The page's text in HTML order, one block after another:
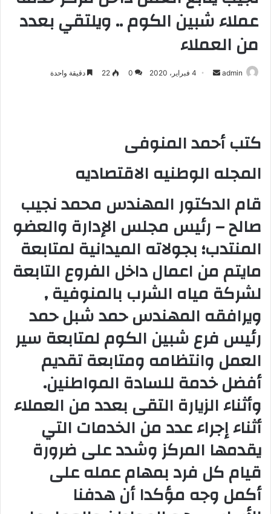
عملاء شبين الكوم .. ويلتقي بعدد
من العملاء
admin
ر
إ
ك
و
ا
4 فبراير، 2020 0
22 دقيقة واحدة
كتب أحمد المنوفى
المجله الوطنيه الاقتصاديه
قام الدكتور المهندس محمد نجيب
صالح – رئيس مجلس الإدارة والعضو
المنتدب؛ بجولاته الميدانية لمتابعة
مايتم من اعمال داخل الفروع التابعة
لشركة مياه الشرب بالمنوفية ,
ويرافقه المهندس حمد شبل حمد
رئيس فرع شبين الكوم لمتابعة سير
العمل وانتظامه ومتابعة تقديم
أفضل خدمة للسادة المواطنين.
وأثناء الزيارة التقى بعدد من العملاء
أثناء إجراء عدد من الخدمات التي
يقدمها المركز وشدد على ضرورة
قيام كل فرد بمهام عمله على
أكمل وجه مؤكدا أن هدفنا